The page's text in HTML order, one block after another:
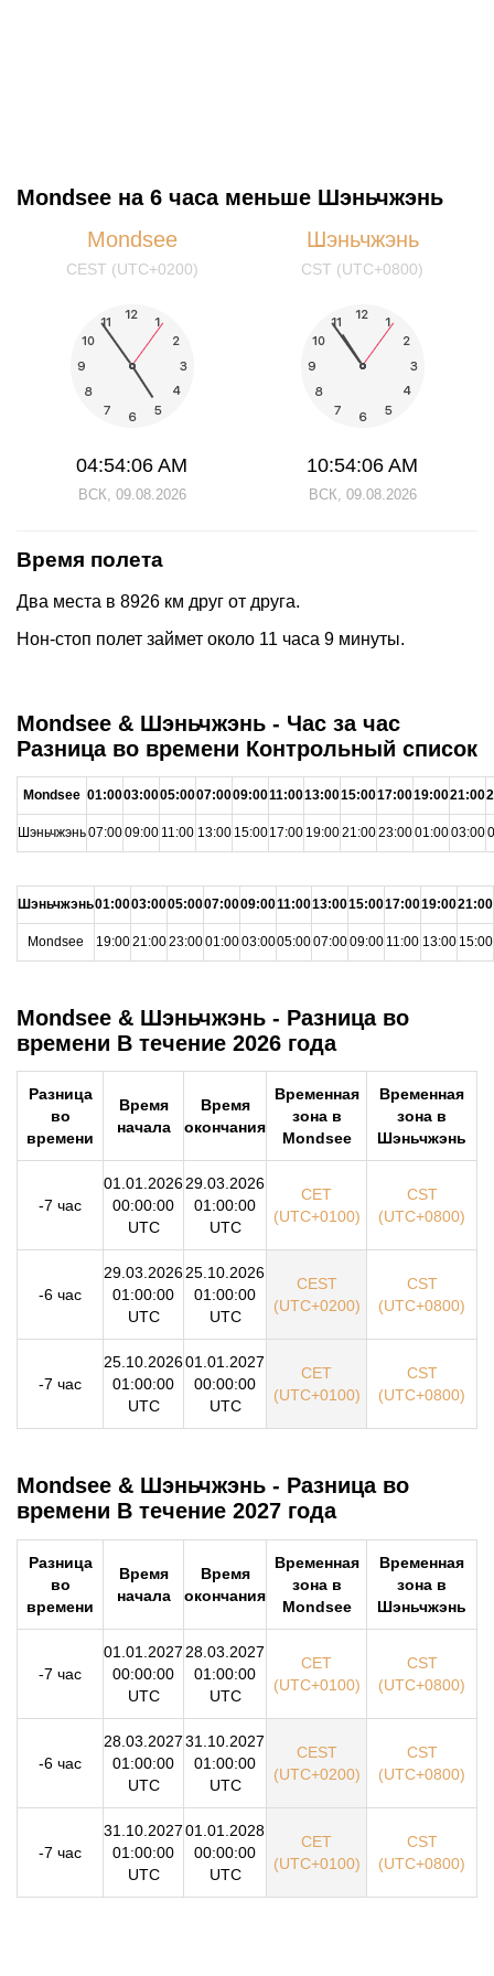
Mondsee на 6 часа меньше Шэньчжэнь
Mondsee
CEST (UTC+0200)
04:54:06 AM
ВСК, 09.08.2026
Шэньчжэнь
CST (UTC+0800)
10:54:06 AM
ВСК, 09.08.2026
Время полета
Два места в 8926 км друг от друга.
Нон-стоп полет займет около 11 часа 9 минуты.
Mondsee & Шэньчжэнь - Час за час
Разница во времени Контрольный список
Mondsee 01:0003:0005:0007:0009:0011:0013:0015:0017:0019:0021:00
Шэньчжэнь07:0009:00 11:00 13:00 15:0017:00 19:0021:0023:0001:0003:00
Шэньчжэнь01:0003:0005:0007:0009:0011:0013:0015:0017:0019:0021:00
Mondsee 19:0021:0023:0001:0003:0005:0007:0009:00 11:00 13:00 15:00
Mondsee & Шэньчжэнь - Разница во
времени В течение 2026 года
Разница
во
времени
Время
начала
Время
окончания
Временная
зона в
Mondsee
Временная
зона в
Шэньчжэнь
-7 час
01.01.2026
00:00:00
UTC
29.03.2026
01:00:00
UTC
CET
(UTC+0100)
CST
(UTC+0800)
-6 час
29.03.2026
01:00:00
UTC
25.10.2026
01:00:00
UTC
CEST
(UTC+0200)
CST
(UTC+0800)
-7 час
25.10.2026
01:00:00
UTC
01.01.2027
00:00:00
UTC
CET
(UTC+0100)
CST
(UTC+0800)
Mondsee & Шэньчжэнь - Разница во
времени В течение 2027 года
Разница
во
времени
Время
начала
Время
окончания
Временная
зона в
Mondsee
Временная
зона в
Шэньчжэнь
-7 час
01.01.2027
00:00:00
UTC
28.03.2027
01:00:00
UTC
CET
(UTC+0100)
CST
(UTC+0800)
-6 час
28.03.2027
01:00:00
UTC
31.10.2027
01:00:00
UTC
CEST
(UTC+0200)
CST
(UTC+0800)
-7 час
31.10.2027
01:00:00
UTC
01.01.2028
00:00:00
UTC
CET
(UTC+0100)
CST
(UTC+0800)